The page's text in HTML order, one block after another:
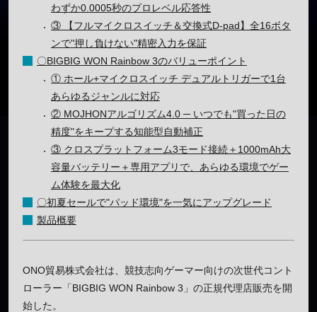
わずか0.0005秒のプロレベル応答性
③ 【フルマイクロスイッチ＆交換式D-pad】全16ボタ
ンで"押し負けない"精密入力を保証
〇BIGBIG WON Rainbow 3のバリューポイント
① ホール+マイクロスイッチ デュアルトリガーで1台
あらゆるジャンルに対応
② MOJHONアルゴリズム4.0 ─ いつでも"買った日の
精度"をキープする知能型自動補正
③ クロスプラットフォーム3モード接続＋1000mAh大
容量バッテリー＋専用アプリで、あらゆる環境でゲー
ム体験を最大化
〇初夏セールで"パッド環境"を一気にアップグレード
製品概要
ONO貿易株式会社は、競技志向ゲーマー向けの次世代コント
ローラー「BIGBIG WON Rainbow 3」の正規代理店販売を開
始した。